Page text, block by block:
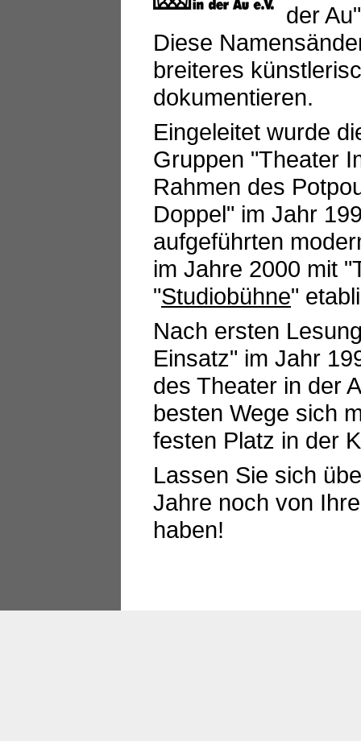
der
Diese
breiteres
dokumentieren.
Eingeleitet wurde
Gruppen "Theater
Rahmen des
Doppel" im Jahr
aufgeführten
im Jahre 2000 mit
"Studiobühne"
Nach ersten
Einsatz" im Jahr
des Theater in der
besten Wege sich
festen Platz in der
Lassen Sie sich
Jahre noch von
haben!